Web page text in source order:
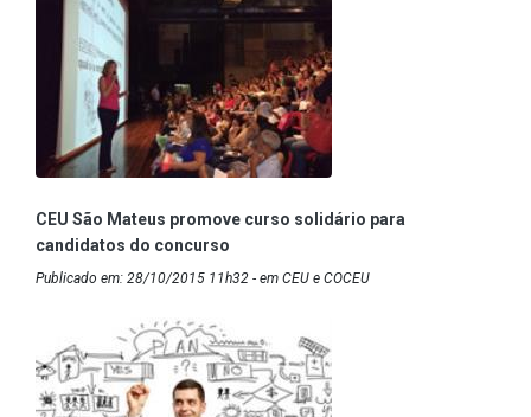
CEU São Mateus promove curso solidário para
candidatos do concurso
Publicado em: 28/10/2015 11h32 - em CEU e COCEU